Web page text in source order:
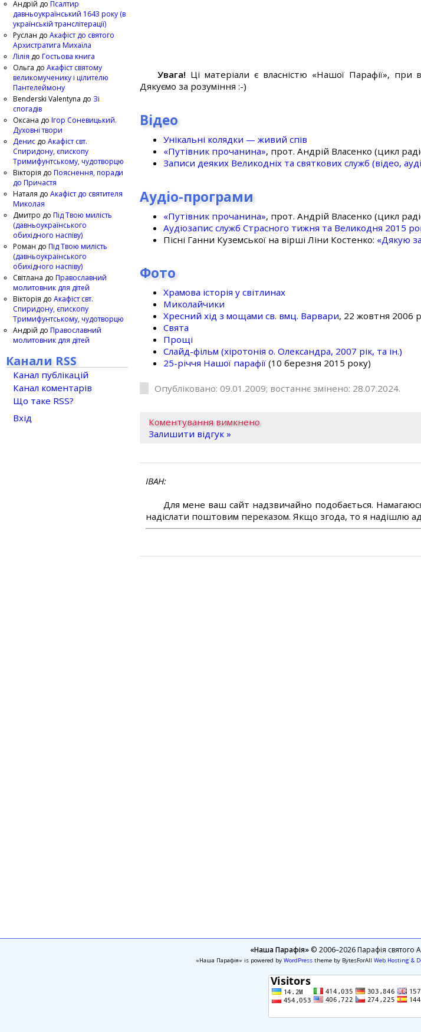
Увага! Ці матеріали є власністю «Нашої Парафії», при
Дякуємо за розуміння :-)
Відео
Унікальні колядки — живий спів
«Путівник прочанина», прот. Андрій Власенко (цикл
Записи деяких Великодніх та святкових служб (відео,
Аудіо-програми
«Путівник прочанина», прот. Андрій Власенко (цикл
Аудіозапис служб Страсного тижня та Великодня 2015
Пісні Ганни Куземської на вірші Ліни Костенко: «Дякую
Фото
Храмова історія у світлинах
Миколайчики
Хресний хід з мощами св. вмц. Варвари, 22 жовтня 2006
Свята
Прощі
Слайд-фільм (хіротонія о. Олександра, 2007 рік, та ін.)
25-рiччя Нашої парафiї (10 березня 2015 року)
Опубліковано: 09.01.2009; востаннє змінено: 28.07.2024.
Коментування вимкнено
Залишити відгук »
ІВАН
Для мене ваш сайт надзвичайно подобається.
надіслати поштовим переказом. Якщо згода, то я надішлю
Андрій до Псалтир
давньоукраїнський 1643 року (в
українській транслітерації)
Руслан до Акафіст до святого
Архистратига Михаїла
Лілія до Гостьова книга
Ольга до Акафіст святому
великомученику і цілителю
Пантелеймону
Benderski Valentyna до Зі
спогадів
Оксана до Ігор Соневицький.
Духовні твори
Денис до Акафіст свт.
Спиридону, єпископу
Тримифунтському, чудотворцю
Вікторія до Пояснення, поради
до Причастя
Наталя до Акафіст до святителя
Миколая
Дмитро до Під Твою милість
(давньоукраїнського
обихідного наспіву)
Роман до Під Твою милість
(давньоукраїнського
обихідного наспіву)
Світлана до Православний
молитовник для дітей
Вікторія до Акафіст свт.
Спиридону, єпископу
Тримифунтському, чудотворцю
Андрій до Православний
молитовник для дітей
Канали RSS
Канал публікацій
Канал коментарів
Що таке RSS?
Вхід
«Наша Парафія»© 2006–2026 Парафія святого
«Наша Парафія» is powered by WordPresstheme by BytesForAll Web Hosting &